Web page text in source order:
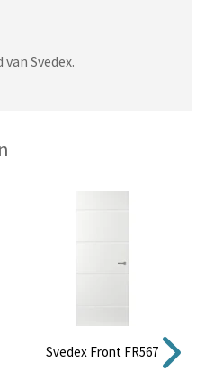
Svedex.
Svedex Front FR567